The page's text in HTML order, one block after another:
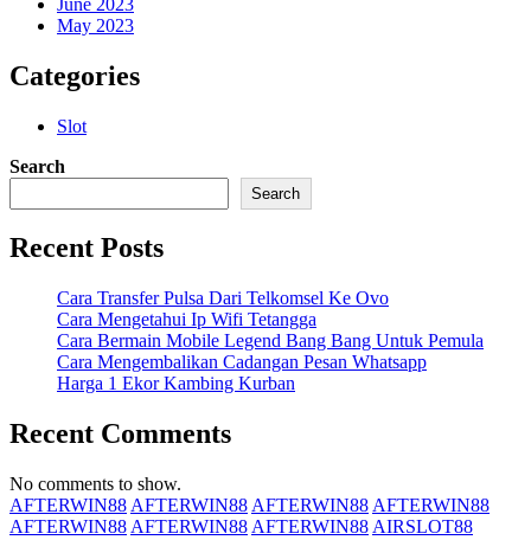
May 2023
Categories
Slot
Search
Search
Recent Posts
Cara Transfer Pulsa Dari Telkomsel Ke Ovo
Cara Mengetahui Ip Wifi Tetangga
Cara Bermain Mobile Legend Bang Bang Untuk Pemula
Cara Mengembalikan Cadangan Pesan Whatsapp
Harga 1 Ekor Kambing Kurban
Recent Comments
No comments to show.
AFTERWIN88 AFTERWIN88 AFTERWIN88 AFTERWIN88
AFTERWIN88 AFTERWIN88 AFTERWIN88 AIRSLOT88